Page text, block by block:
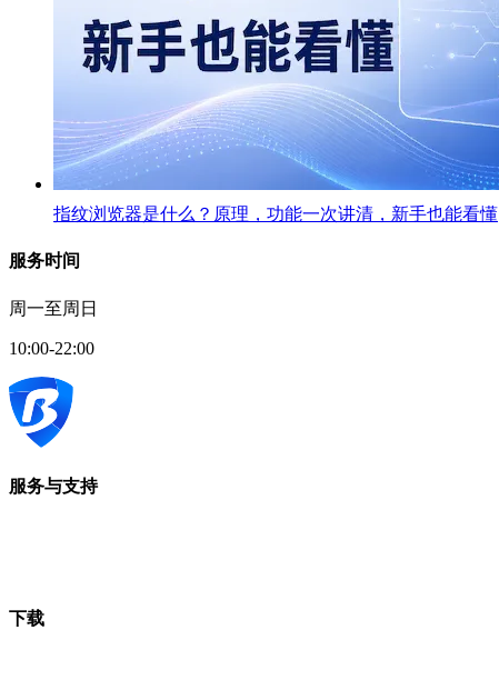
指纹浏览器是什么？原理，功能一次讲清，新手也能看懂
服务时间
周一至周日
10:00-22:00
服务与支持
下载